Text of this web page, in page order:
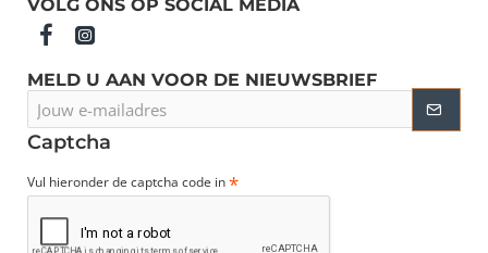
VOLG ONS OP SOCIAL MEDIA
MELD U AAN VOOR DE NIEUWSBRIEF
e-
mailadres
Captcha
Vul hieronder de captcha code in